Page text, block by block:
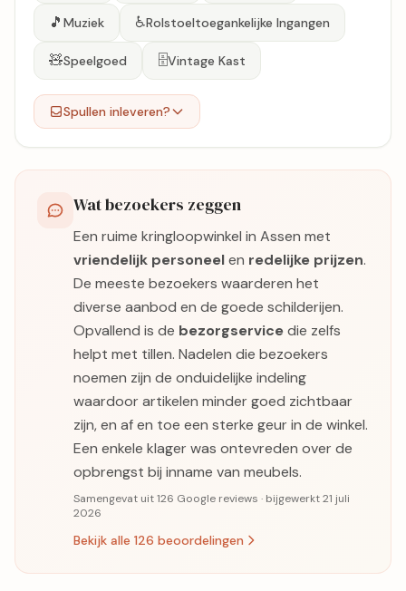
🎵 Muziek ♿Rolstoeltoegankelijke Ingangen
🧸Speelgoed 🗄️Vintage Kast
Spullen inleveren?
Wat bezoekers zeggen
Een ruime kringloopwinkel in Assen met
vriendelijk personeelen redelijke prijzen.
De meeste bezoekers waarderen het
diverse aanbod en de goede schilderijen.
Opvallend is de bezorgservicedie zelfs
helpt met tillen. Nadelen die bezoekers
noemen zijn de onduidelijke indeling
waardoor artikelen minder goed zichtbaar
zijn, en af en toe een sterke geur in de winkel.
Een enkele klager was ontevreden over de
opbrengst bij inname van meubels.
Samengevat uit 126 Google reviews · bijgewerkt 21 juli
2026
Bekijk alle 126 beoordelingen